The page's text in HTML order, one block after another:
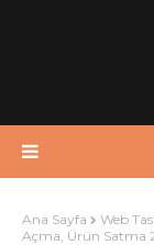
Ana Sayfa Web
Açma, Ürün Satma